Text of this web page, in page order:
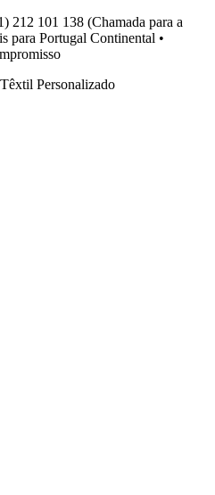
212 101 138 (Chamada para a
para Portugal Continental •
Personalizado